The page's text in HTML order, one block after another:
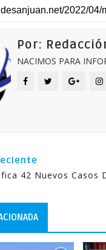
Por:
NACIMOS PARA
42 Nuevos Casos